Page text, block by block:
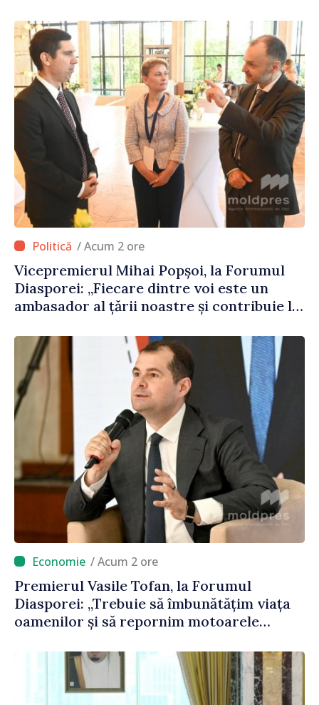
/ Acum 2 ore
Vicepremierul Mihai Popșoi, la Forumul
Diasporei: „Fiecare dintre voi este un
ambasador al țării noastre și contribuie la
/ Acum 2 ore
Premierul Vasile Tofan, la Forumul
Diasporei: „Trebuie să îmbunătățim viața
oamenilor și să repornim motoarele